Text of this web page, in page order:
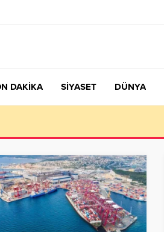
DAKİKA SİYASET DÜNYA